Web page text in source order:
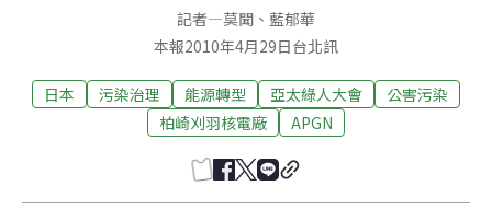
記者—莫聞 、 藍郁華
本報2010年4月29日台北訊
日本 污染治理 能源轉型 亞太綠人大會
公害污染
柏崎刈羽核電廠
APGN